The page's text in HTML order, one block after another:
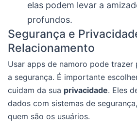
elas podem levar a
profundos.
Segurança e
Relacionamento
Usar apps de namoro pode trazer
a segurança. É importante
cuidam da sua privacidade. Eles
dados com sistemas de
quem são os usuários.